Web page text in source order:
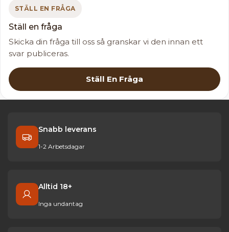
STÄLL EN FRÅGA
Ställ en fråga
Skicka din fråga till oss så granskar vi den innan ett
svar publiceras.
Ställ En Fråga
Snabb leverans
1-2 Arbetsdagar
Alltid 18+
Inga undantag